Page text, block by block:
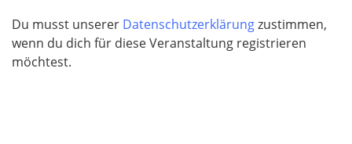
h
t
Du musst unserer Datenschutzerklärungzustimmen,
wenn du dich für diese Veranstaltung registrieren
möchtest.